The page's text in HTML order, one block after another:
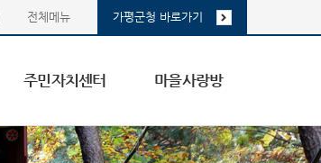
전체메뉴 가평군청 바로가기
주민자치센터 마을사랑방